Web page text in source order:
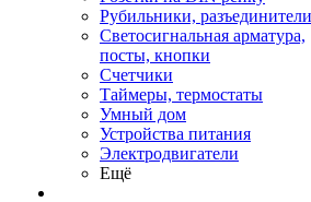
Рубильники, разъединители
Светосигнальная арматура,
посты, кнопки
Счетчики
Таймеры, термостаты
Умный дом
Устройства питания
Электродвигатели
Ещё